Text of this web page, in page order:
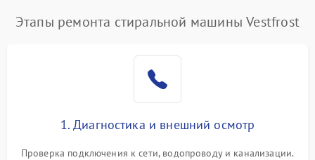
Этапы ремонта стиральной машины Vestfrost
1. Диагностика и внешний осмотр
Проверка подключения к сети, водопроводу и канализации.